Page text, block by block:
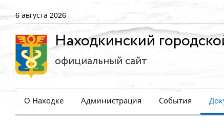
6 августа 2026
Находкинский
официальный сайт
О Находке Администрация События